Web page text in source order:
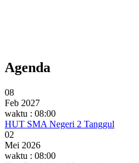
Agenda
08
Feb 2027
waktu : 08:00
HUT SMA Negeri 2 Tanggul
02
Mei 2026
waktu : 08:00